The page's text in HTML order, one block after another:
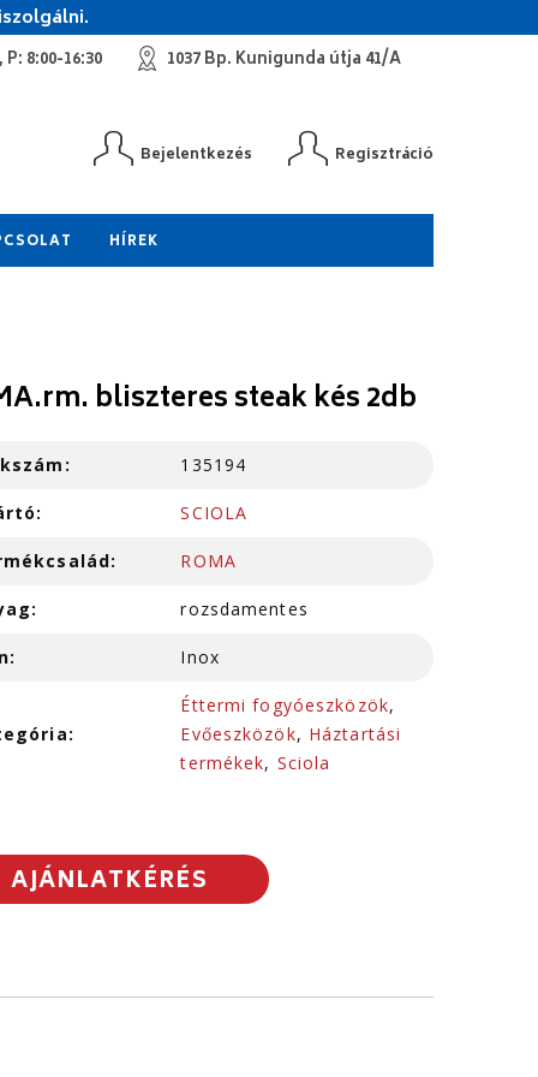
8:00-16:30 1037 Bp. Kunigunda útja 41/A
Bejelentkezés Regisztráció
HÍREK
bliszteres steak kés 2db
135194
SCIOLA
ROMA
rozsdamentes
Inox
Éttermi fogyóeszközök,
Evőeszközök, Háztartási
termékek, Sciola
AJÁNLATKÉRÉS